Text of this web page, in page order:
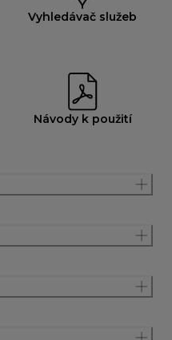
Vyhledávač služeb
Návody k použití